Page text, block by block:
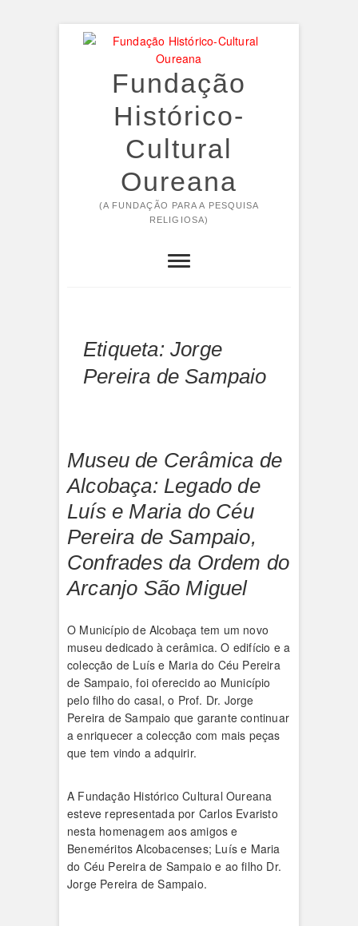
Fundação
Histórico-
Cultural
Oureana
(A FUNDAÇÃO PARA A PESQUISA
RELIGIOSA)
Etiqueta: Jorge
Pereira de Sampaio
Museu de Cerâmica de
Alcobaça: Legado de
Luís e Maria do Céu
Pereira de Sampaio,
Confrades da Ordem do
Arcanjo São Miguel
O Município de Alcobaça tem um novo
museu dedicado à cerâmica. O edifício e a
colecção de Luís e Maria do Céu Pereira
de Sampaio, foi oferecido ao Município
pelo filho do casal, o Prof. Dr. Jorge
Pereira de Sampaio que garante continuar
a enriquecer a colecção com mais peças
que tem vindo a adquirir.
A Fundação Histórico Cultural Oureana
esteve representada por Carlos Evaristo
nesta homenagem aos amigos e
Beneméritos Alcobacenses; Luís e Maria
do Céu Pereira de Sampaio e ao filho Dr.
Jorge Pereira de Sampaio.